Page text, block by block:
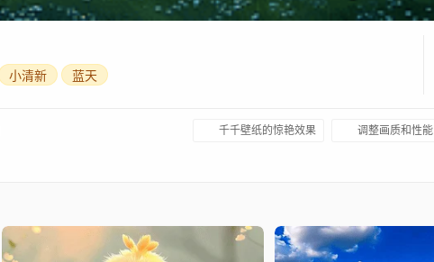
小清新 蓝天
千千壁纸的惊艳效果 调整画质和性能